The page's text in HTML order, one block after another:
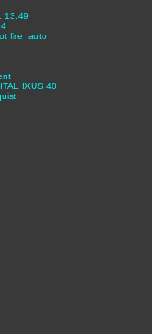
13:49
fire, auto
IXUS 40